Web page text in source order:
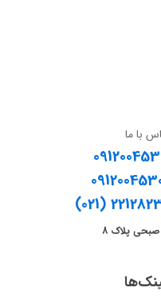
با ما
​​​​​​​(021)
صبحی پلاک 8